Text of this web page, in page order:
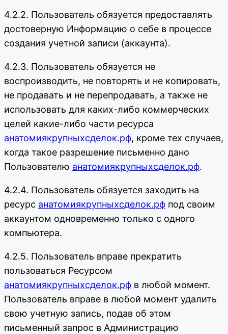
4.2.2. Пользователь обязуется предоставлять
достоверную Информацию о себе в процессе
создания учетной записи (аккаунта).
4.2.3. Пользователь обязуется не
воспроизводить, не повторять и не копировать,
не продавать и не перепродавать, а также не
использовать для каких-либо коммерческих
целей какие-либо части ресурса
анатомиякрупныхсделок.рф, кроме тех случаев,
когда такое разрешение письменно дано
Пользователю анатомиякрупныхсделок.рф.
4.2.4. Пользователь обязуется заходить на
ресурс анатомиякрупныхсделок.рф под своим
аккаунтом одновременно только с одного
компьютера.
4.2.5. Пользователь вправе прекратить
пользоваться Ресурсом
анатомиякрупныхсделок.рф в любой момент.
Пользователь вправе в любой момент удалить
свою учетную запись, подав об этом
письменный запрос в Администрацию